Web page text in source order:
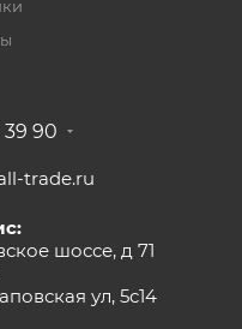
90
trade.ru
шоссе, д 71
ул, 5с14